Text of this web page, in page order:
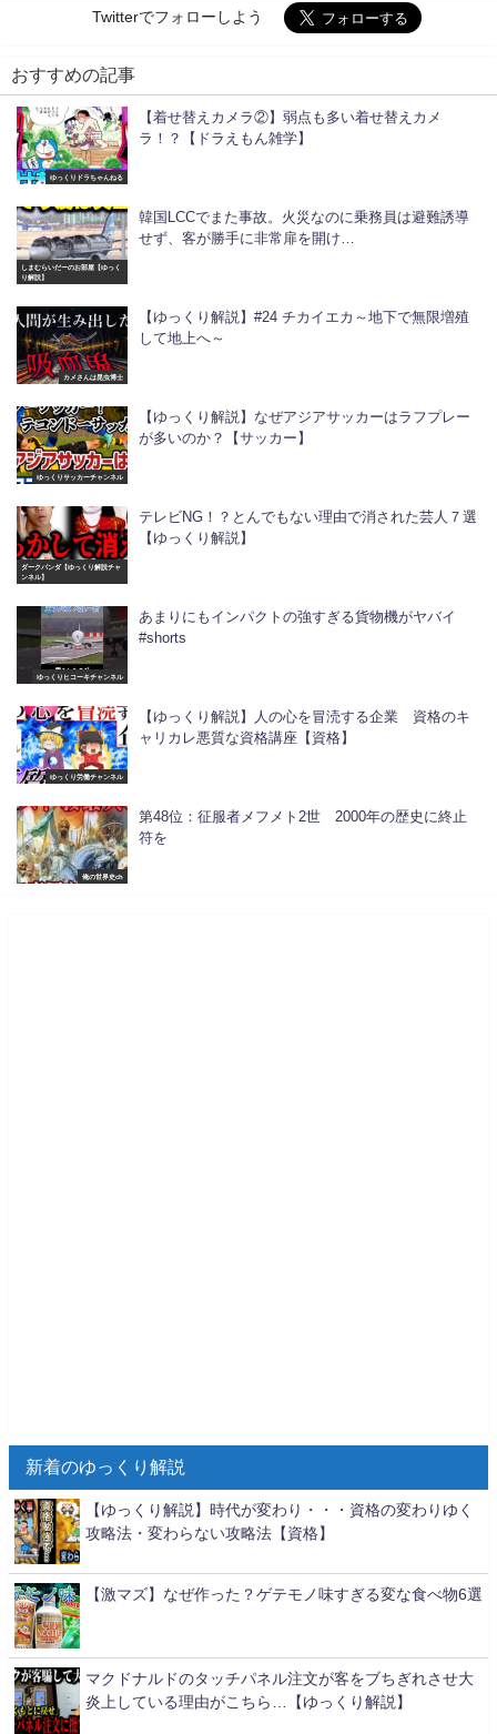
Twitterでフォローしよう
おすすめの記事
ゆっくりドラちゃんねる
【着せ替えカメラ②】弱点も多い着せ替えカメ
ラ！？【ドラえもん雑学】
しまむらいだーのお部屋【ゆっく
り解説】
韓国LCCでまた事故。火災なのに乗務員は避難誘導
せず、客が勝手に非常扉を開け…
カメさんは昆虫博士
【ゆっくり解説】#24 チカイエカ～地下で無限増殖
して地上へ～
ゆっくりサッカーチャンネル
【ゆっくり解説】なぜアジアサッカーはラフプレー
が多いのか？【サッカー】
ダークパンダ【ゆっくり解説チャ
ンネル】
テレビNG！？とんでもない理由で消された芸人７選
【ゆっくり解説】
ゆっくりヒコーキチャンネル
あまりにもインパクトの強すぎる貨物機がヤバイ
#shorts
ゆっくり労働チャンネル
【ゆっくり解説】人の心を冒涜する企業 資格のキ
ャリカレ悪質な資格講座【資格】
俺の世界史ch
第48位：征服者メフメト2世 2000年の歴史に終止
符を
新着のゆっくり解説
【ゆっくり解説】時代が変わり・・・資格の変わりゆく
攻略法・変わらない攻略法【資格】
【激マズ】なぜ作った？ゲテモノ味すぎる変な食べ物6選
マクドナルドのタッチパネル注文が客をブちぎれさせ大
炎上している理由がこちら…【ゆっくり解説】